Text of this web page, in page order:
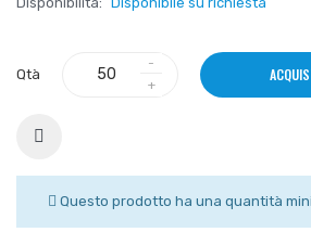
Qtà
Questo prodotto ha una quantità